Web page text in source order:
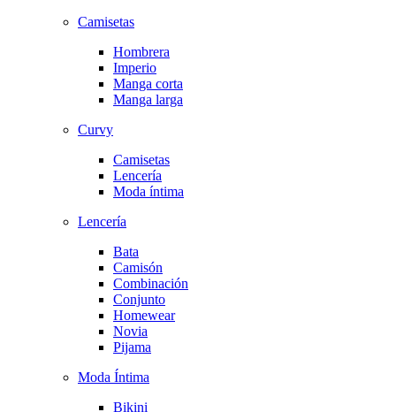
Camisetas
Hombrera
Imperio
Manga corta
Manga larga
Curvy
Camisetas
Lencería
Moda íntima
Lencería
Bata
Camisón
Combinación
Conjunto
Homewear
Novia
Pijama
Moda Íntima
Bikini